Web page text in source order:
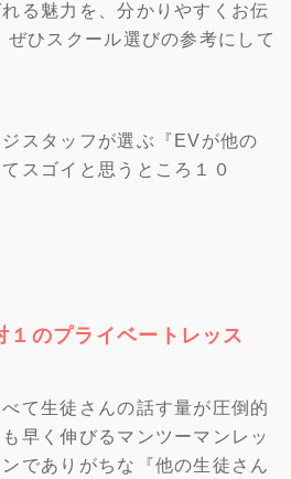
る魅力を、分かりやすくお伝
ぜひスクール選びの参考にして
スタッフが選ぶ『EVが他の
スゴイと思うところ１０
のプライベートレッス
て生徒さんの話す量が圧倒的
早く伸びるマンツーマンレッ
でありがちな『他の生徒さん